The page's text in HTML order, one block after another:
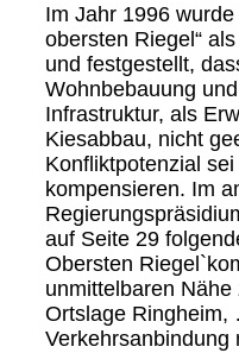
Im Jahr 1996 wurde
obersten Riegel“
und festgestellt,
Wohnbebauung
Infrastruktur, als
Kiesabbau, nicht
Konfliktpotenzial
kompensieren. Im
auf Seite 29
Obersten
unmittelbaren
Ortslage
Verkehrsanbindung